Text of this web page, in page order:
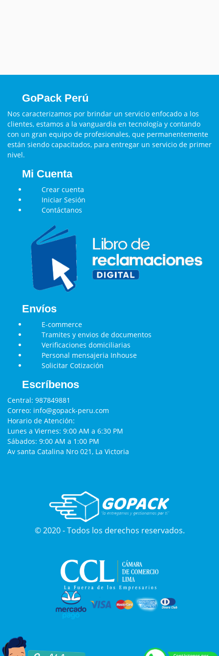
GoPack Perú
Nos caracterizamos por brindar un servicio enfocado a los
clientes, estamos a la vanguardia en tecnología y contando
con un gran equipo de profesionales, que permanentemente
están siendo capacitados, para entregar un servicio de primer
nivel.
Mi Cuenta
Crear cuenta
Iniciar Sesión
Contáctanos
Envíos
E-commerce
Tramites y envios de documentos
Verificaciones domiciliarias
Personal mensajeria Inhouse
Solicitar Cotización
Escríbenos
Central: 987849881
Correo: info@gopack-peru.com
Horario de Atención:
Lunes a Viernes: 9:00 AM a 6:30 PM
Sábados: 9:00 AM a 1:00 PM
Av santa Catalina Nro 021, La Victoria
© 2020 - Todos los derechos reservados.